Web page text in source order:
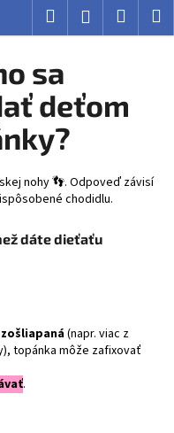
Hľadať Prihlásenie
sa
deťom
nohy 👣. Odpoveď závisí
chodidlu.
dáte dieťaťu
(napr. viac z
topánka môže zafixovať
.